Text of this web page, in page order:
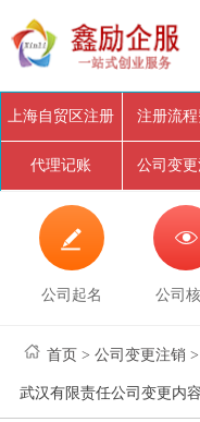
上海自贸区注册 注册流程
代理记账 公司变

公司起名

公司
首页 >公司变更注销 >
武汉有限责任公司变更内